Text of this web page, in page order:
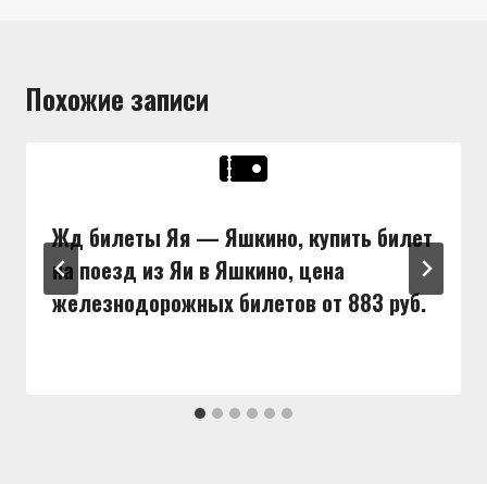
Похожие записи
Жд билеты Яя — Яшкино, купить билет
на поезд из Яи в Яшкино, цена
железнодорожных билетов от 883 руб.